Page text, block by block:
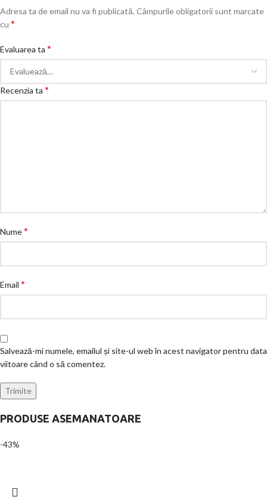
Adresa ta de email nu va fi publicată. Câmpurile obligatorii sunt marcate
cu *
Evaluarea ta *
Recenzia ta *
Nume*
Email *
Salvează-mi numele, emailul și site-ul web în acest navigator pentru data
viitoare când o să comentez.
PRODUSE ASEMANATOARE
-43%